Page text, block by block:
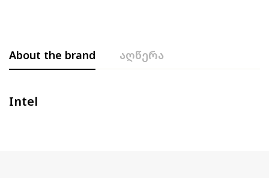
About the brand აღწერა
Intel